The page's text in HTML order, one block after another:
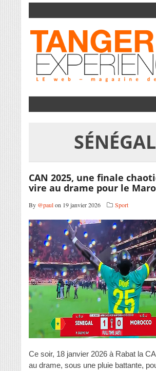
SÉNÉGAL
CAN 2025, une finale
vire au drame pour le
By @paulon 19 janvier 2026 Sport
Ce soir, 18 janvier 2026 à Rabat la
au drame, sous une pluie battante,